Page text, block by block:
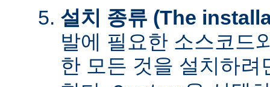
설치 종류 (The
발에 필요한 소스코드
한 모든 것을 설치하